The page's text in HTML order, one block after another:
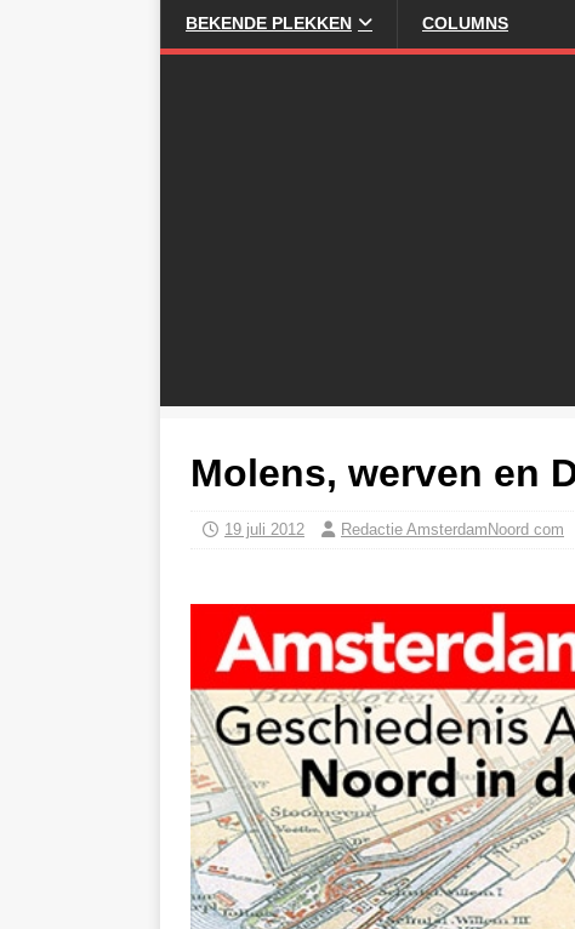
BEKENDE PLEKKEN COLUMNS
Molens, werven en
19 juli 2012 Redactie AmsterdamNoord com